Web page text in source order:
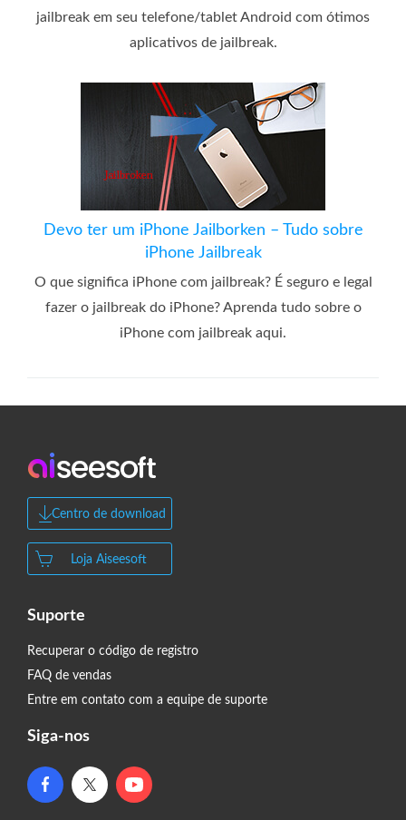
jailbreak em seu telefone/tablet Android com ótimos
aplicativos de jailbreak.
Devo ter um iPhone Jailborken – Tudo sobre
iPhone Jailbreak
O que significa iPhone com jailbreak? É seguro e legal
fazer o jailbreak do iPhone? Aprenda tudo sobre o
iPhone com jailbreak aqui.
Centro de download
Loja Aiseesoft
Suporte
Recuperar o código de registro
FAQ de vendas
Entre em contato com a equipe de suporte
Siga-nos